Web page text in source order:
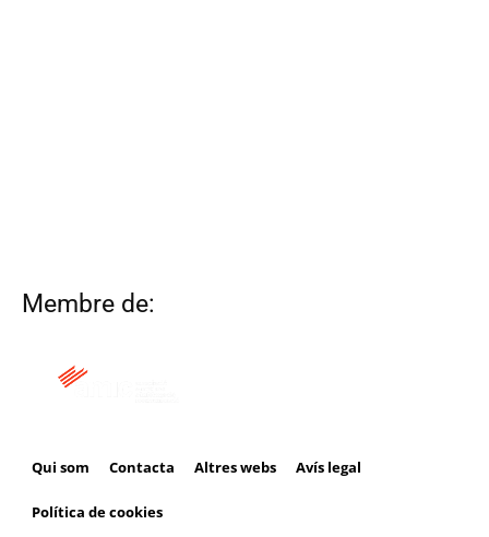
Membre de:
Qui som Contacta Altres webs Avís legal
Política de cookies